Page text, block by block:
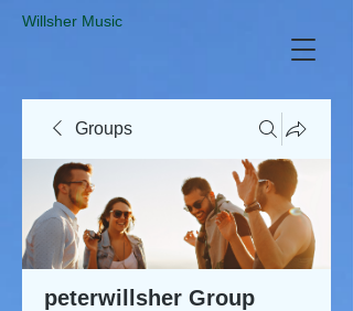
​Willsher Music
Groups
peterwillsher Group